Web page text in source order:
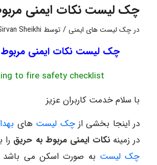
چک لیست نکات ایمنی
در چک لیست های ایمنی / توسط Sheikhi
چک لیست نکات ایمنی
to fire safety checklist
با سلام خدمت کاربران عزیز
در اینجا بخشی ازچک لیست های
در زمینه نکات ایمنی مربوط به حریق را
چک لیست به صورت اسکن می باشد